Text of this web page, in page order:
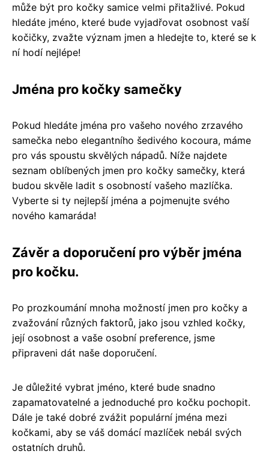
může být pro kočky samice velmi přitažlivé. Pokud
hledáte jméno, které bude vyjadřovat osobnost vaší
kočičky, zvažte význam jmen a hledejte to, které se k
ní hodí nejlépe!
Jména pro kočky samečky
Pokud hledáte jména pro vašeho nového zrzavého
samečka nebo elegantního šedivého kocoura, máme
pro vás spoustu skvělých nápadů. Níže najdete
seznam oblíbených jmen pro kočky samečky, která
budou skvěle ladit s osobností vašeho mazlíčka.
Vyberte si ty nejlepší jména a pojmenujte svého
nového kamaráda!
Závěr a doporučení pro výběr jména
pro kočku.
Po prozkoumání mnoha možností jmen pro kočky a
zvažování různých faktorů, jako jsou vzhled kočky,
její osobnost a vaše osobní preference, jsme
připraveni dát naše doporučení.
Je důležité vybrat jméno, které bude snadno
zapamatovatelné a jednoduché pro kočku pochopit.
Dále je také dobré zvážit populární jména mezi
kočkami, aby se váš domácí mazlíček nebál svých
ostatních druhů.